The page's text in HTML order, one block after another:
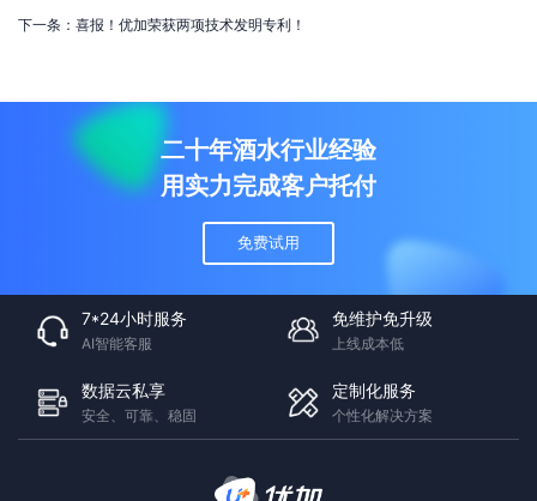
下一条：喜报！优加荣获两项技术发明专利！
二十年酒水行业经验
用实力完成客户托付
免费试用
7*24小时服务
AI智能客服
免维护免升级
上线成本低
数据云私享
安全、可靠、稳固
定制化服务
个性化解决方案